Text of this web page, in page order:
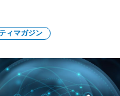
ィマガジン